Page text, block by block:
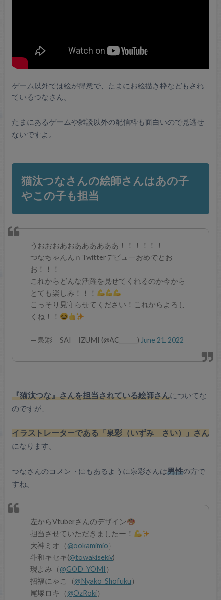
ゲーム以外では絵が得意で、たまにお絵描き枠などもされ
ているつなさん。
たまにあるゲームや雑談以外の配信枠も面白いので見逃せ
ないですよ。
猫汰つなさんの絵師さんはあの子
やこの子も担当
うおおおあおああああああ！！！！！！
つなちゃんんｎTwitterデビューおめでとお
お！！！
これからどんな活躍を見せてくれるのか今から
とても楽しみ！！！
こっそり見守らせてください！これからよろし
くね！！
— 泉彩 SAI IZUMI (@AC______) June 21, 2022
『猫汰つな』さんを担当されている絵師さんについてな
のですが、
イラストレーターである「泉彩（いずみ さい）」さん
になります。
つなさんのコメントにもあるように泉彩さんは男性の方で
すね。
左からVtuberさんのデザイン
担当させていただきましたー！
大神ミオ（ @ookamimio ）
斗和キセキ(@towakisekiv)
現よみ（ @GOD_YOMI ）
招福にゃこ（ @Nyako_Shofuku ）
尾塚ロキ（ @OzRoki）